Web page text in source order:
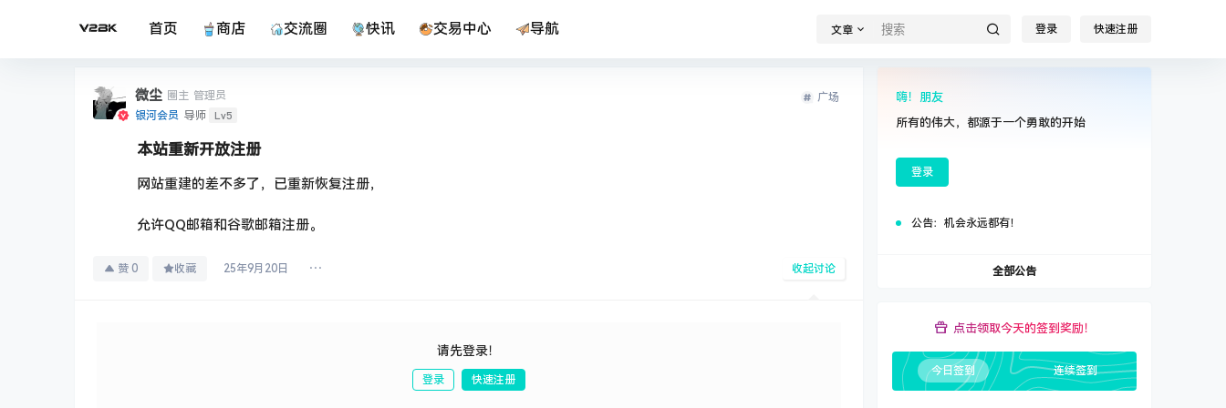
首页 商店 交流圈 快讯 交易中心 导航 文章 登录 快速注册
微尘 圈主 管理员
银河会员 导师 Lv5
广场
本站重新开放注册
网站重建的差不多了，已重新恢复注册，
允许QQ邮箱和谷歌邮箱注册。
赞 0 收藏 25年9月20日 收起讨论
请先登录！
登录 快速注册
嗨！朋友
所有的伟大，都源于一个勇敢的开始
登录
公告： 机会永远都有！
全部公告
点击领取今天的签到奖励！
今日签到 连续签到